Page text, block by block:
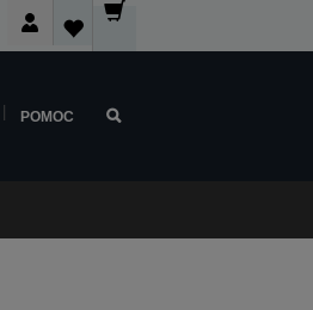
POMOC